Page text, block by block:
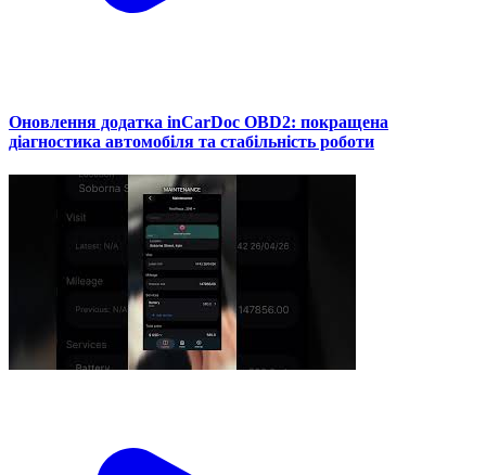
Оновлення додатка inCarDoc OBD2: покращена
діагностика автомобіля та стабільність роботи